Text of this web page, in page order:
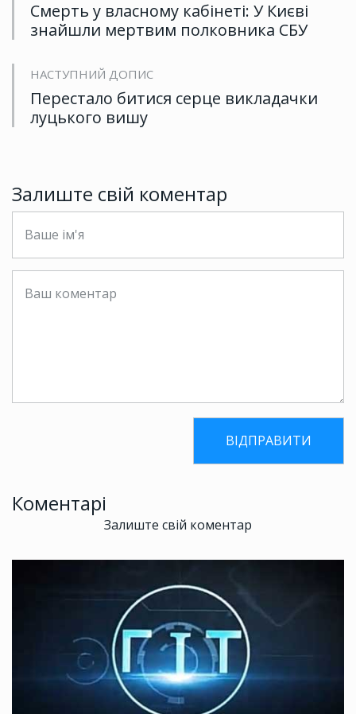
Смерть у власному кабінеті: У Києві
знайшли мертвим полковника СБУ
НАСТУПНИЙ ДОПИС
Перестало битися серце викладачки
луцького вишу
Залиште свій коментар
Коментарі
Залиште свій коментар